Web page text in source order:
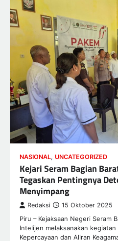
NASIONAL, UNCATEGORIZED
Kejari Seram Bagian
Tegaskan Pentingnya
Menyimpang
Redaksi 15 Oktober 2025
Piru – Kejaksaan Negeri Seram
Intelijen melaksanakan kegiatan
Kepercayaan dan Aliran